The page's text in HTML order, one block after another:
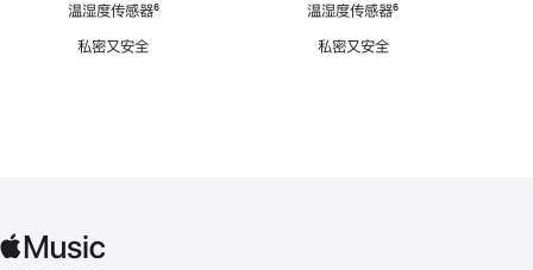
温湿度传感器脚
⁶
私密又安全
温湿度传感器脚
⁶
私密又安全